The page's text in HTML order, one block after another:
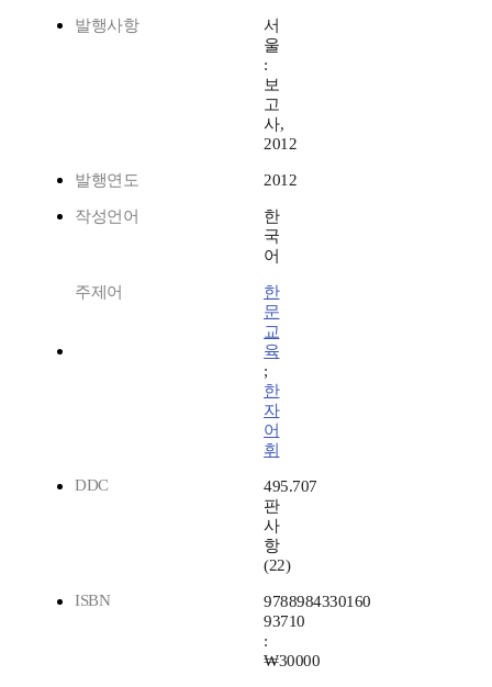
발행사항
서
울
:
보
고
사,
2012
발행연도 2012
작성언어
한
국
어
주제어
한
문
교
육
;
한
자
어
휘
DDC
495.707
판
사
항
(22)
ISBN
9788984330160
93710
:
₩30000